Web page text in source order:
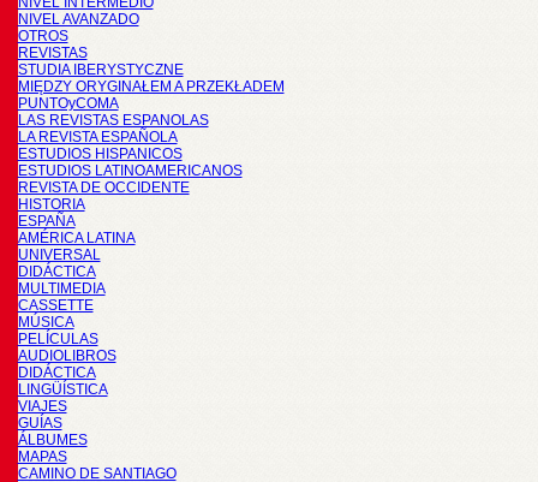
NIVEL AVANZADO
OTROS
REVISTAS
STUDIA IBERYSTYCZNE
MIĘDZY ORYGINAŁEM A PRZEKŁADEM
PUNTOyCOMA
LAS REVISTAS ESPANOLAS
LA REVISTA ESPAÑOLA
ESTUDIOS HISPANICOS
ESTUDIOS LATINOAMERICANOS
REVISTA DE OCCIDENTE
HISTORIA
ESPAÑA
AMÉRICA LATINA
UNIVERSAL
DIDÁCTICA
MULTIMEDIA
CASSETTE
MÚSICA
PELÍCULAS
AUDIOLIBROS
DIDÁCTICA
LINGÜÍSTICA
VIAJES
GUÍAS
ÁLBUMES
MAPAS
CAMINO DE SANTIAGO